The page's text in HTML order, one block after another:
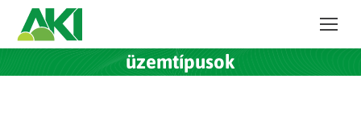
üzemtípusok